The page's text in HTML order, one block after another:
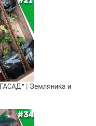
| Земляника и